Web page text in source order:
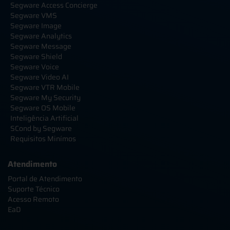
Segware Access Concierge
Segware VMS
Segware Image
Segware Analytics
Segware Message
Segware Shield
Segware Voice
Segware Video AI
Segware VTR Mobile
Segware My Security
Segware OS Mobile
Inteligência Artificial
SCond by Segware
Requisitos Minímos
Atendimento
Portal de Atendimento
Suporte Técnico
Acesso Remoto
EaD